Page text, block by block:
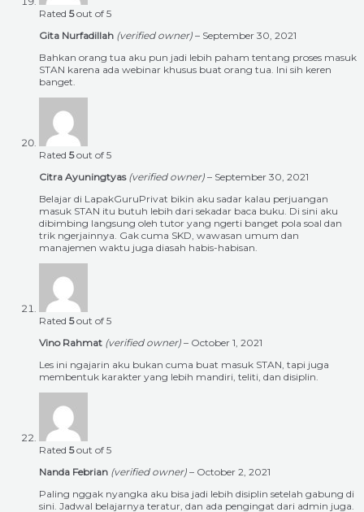
Rated 5out of 5
Gita Nurfadillah (verified owner) – September 30, 2021
Bahkan orang tua aku pun jadi lebih paham tentang proses masuk
STAN karena ada webinar khusus buat orang tua. Ini sih keren
banget.
Rated 5out of 5
Citra Ayuningtyas (verified owner) – September 30, 2021
Belajar di LapakGuruPrivat bikin aku sadar kalau perjuangan
masuk STAN itu butuh lebih dari sekadar baca buku. Di sini aku
dibimbing langsung oleh tutor yang ngerti banget pola soal dan
trik ngerjainnya. Gak cuma SKD, wawasan umum dan
manajemen waktu juga diasah habis-habisan.
Rated 5out of 5
Vino Rahmat (verified owner) – October 1, 2021
Les ini ngajarin aku bukan cuma buat masuk STAN, tapi juga
membentuk karakter yang lebih mandiri, teliti, dan disiplin.
Rated 5out of 5
Nanda Febrian (verified owner) – October 2, 2021
Paling nggak nyangka aku bisa jadi lebih disiplin setelah gabung di
sini. Jadwal belajarnya teratur, dan ada pengingat dari admin juga.